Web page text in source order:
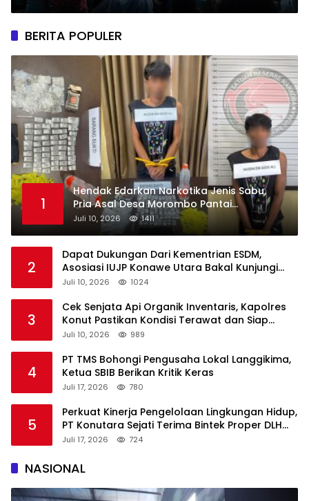
Jadi Fokus Utamanya
BERITA POPULER
1
Hendak Edarkan Narkotika Jenis Sabu,
Pria Asal Desa Morombo Pantai
Diamankan Polisi
Juli 10, 2026 1411
2
Dapat Dukungan Dari Kementrian ESDM,
Asosiasi IUJP Konawe Utara Bakal Kunjungi
Pemegang IUP di Konut
Juli 10, 2026 1024
3
Cek Senjata Api Organik Inventaris, Kapolres
Konut Pastikan Kondisi Terawat dan Siap
Digunakan
Juli 10, 2026 989
4
PT TMS Bohongi Pengusaha Lokal Langgikima,
Ketua SBIB Berikan Kritik Keras
Juli 17, 2026 780
5
Perkuat Kinerja Pengelolaan Lingkungan Hidup,
PT Konutara Sejati Terima Bintek Proper DLH
Sultra
Juli 17, 2026 724
NASIONAL